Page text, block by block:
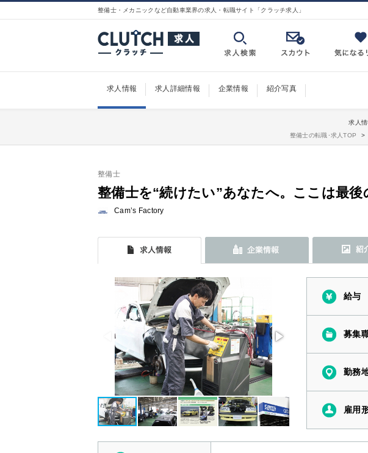
整備士・メカニックなど自動車業界の求人・転職サイト「クラッチ求人」
求人情報 求人詳細情報 企業情報 紹介写真
求人
整備士の転職･求人TOP
整備士
整備士を“続けたい”あなたへ。ここは最後
Cam’s Factory
給与
募集
勤務
雇用